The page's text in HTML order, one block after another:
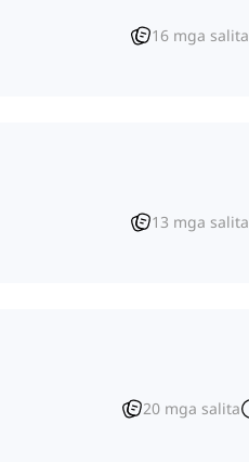
16 mga salita
13 mga salita
20 mga salita